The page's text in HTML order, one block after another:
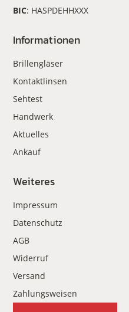
BIC: HASPDEHHXXX
Informationen
Brillengläser
Kontaktlinsen
Sehtest
Handwerk
Aktuelles
Ankauf
Weiteres
Impressum
Datenschutz
AGB
Widerruf
Versand
Zahlungsweisen